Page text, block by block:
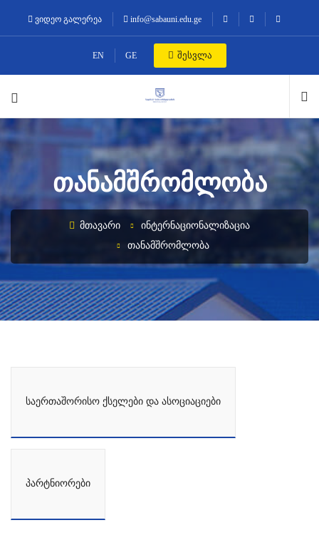
ვიდეო გალერეა info@sabauni.edu.ge
EN GE შესვლა
ᲗᲐᲜᲐᲛᲨᲠᲝᲛᲚᲝᲑᲐ
ᲛᲗᲐᲕᲐᲠᲘ
ᲘᲜᲢᲔᲠᲜᲐᲪᲘᲝᲜᲐᲚᲘᲖᲐᲪᲘᲐ
ᲗᲐᲜᲐᲛᲨᲠᲝᲛᲚᲝᲑᲐ
საერთაშორისო ქსელები და ასოციაციები
პარტნიორები